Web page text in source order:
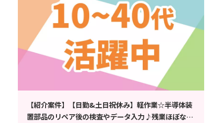
【紹介案件】【日勤&土日祝休み】軽作業☆半導体装
置部品のリペア後の検査やデータ入力♪残業ほぼなし